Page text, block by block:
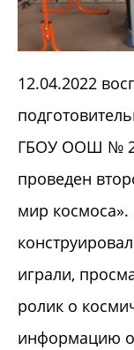
12.04.2022
ГБОУ ООШ № 2
проведен
мир космоса».
играли,
ролик о
информацию